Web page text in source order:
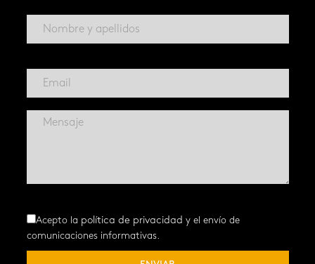
Acepto la política de privacidad y el envío de
comunicaciones informativas.